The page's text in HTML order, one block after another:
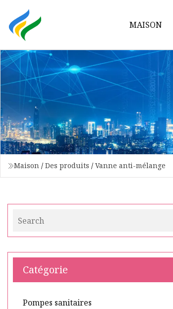
MAISON
Maison / Des produits / Vanne anti-mélange
Catégorie
Pompes sanitaires